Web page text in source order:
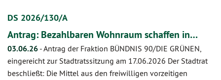
DS 2026/130/A
Antrag: Bezahlbaren Wohnraum schaffen in…
03.06.26 -Antrag der Fraktion BÜNDNIS 90/DIE GRÜNEN,
eingereicht zur Stadtratssitzung am 17.06.2026 Der Stadtrat
beschließt: Die Mittel aus den freiwilligen vorzeitigen